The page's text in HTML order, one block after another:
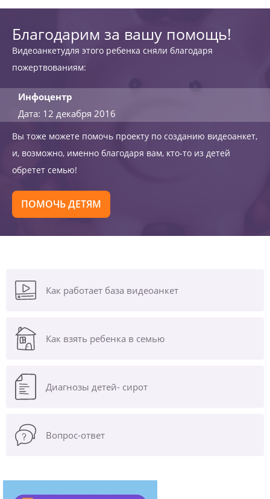
Благодарим за вашу помощь!
Видеоанкетудля этого ребенка сняли благодаря
пожертвованиям:
Инфоцентр
Дата: 12 декабря 2016
Вы тоже можете помочь проекту по созданию видеоанкет,
и, возможно, именно благодаря вам, кто-то из детей
обретет семью!
ПОМОЧЬ ДЕТЯМ
Как работает база видеоанкет
Как взять ребенка в семью
Диагнозы детей- сирот
Вопрос-ответ